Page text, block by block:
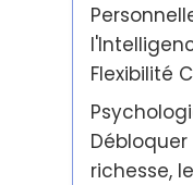
Flexibilité
richesse,